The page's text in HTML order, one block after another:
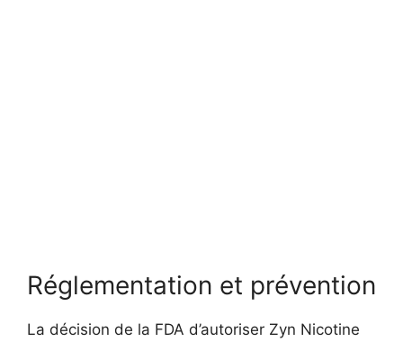
Réglementation et prévention
La décision de la FDA d’autoriser Zyn Nicotine